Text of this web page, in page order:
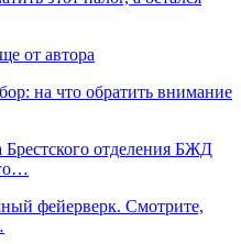
от автора
на что обратить внимание
Брестского отделения БЖД
фейерверк. Смотрите,